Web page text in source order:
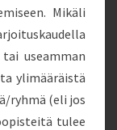
Mikäli
useamman
ylimääräistä
ryhmä (eli jos
tulee